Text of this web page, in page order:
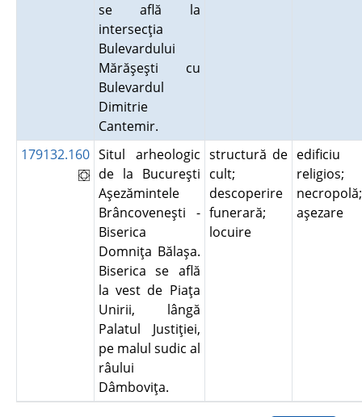
se află la
intersecţia
Bulevardului
Mărăşeşti cu
Bulevardul
Dimitrie
Cantemir.
179132.160 Situl arheologic
de la Bucureşti
Aşezămintele
Brâncoveneşti -
Biserica
Domniţa Bălaşa.
Biserica se află
la vest de Piaţa
Unirii, lângă
Palatul Justiţiei,
pe malul sudic al
râului
Dâmboviţa.
structură de
cult;
descoperire
funerară;
locuire
edificiu
religios;
necropolă;
aşezare